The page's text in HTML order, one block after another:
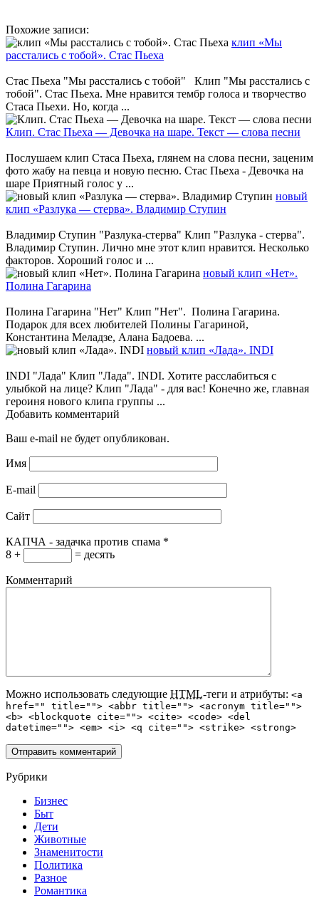
Похожие записи:
клип «Мы
расстались с тобой». Стас Пьеха
Стас Пьеха "Мы расстались с тобой" Клип "Мы расстались с
тобой". Стас Пьеха. Мне нравится тембр голоса и творчество
Стаса Пьехи. Но, когда ...
Клип. Стас Пьеха — Девочка на шаре. Текст — слова песни
Послушаем клип Стаса Пьеха, глянем на слова песни, заценим
фото жабу на певца и новую песню. Стас Пьеха - Девочка на
шаре Приятный голос у ...
новый
клип «Разлука — стерва». Владимир Ступин
Владимир Ступин "Разлука-стерва" Клип "Разлука - стерва".
Владимир Ступин. Лично мне этот клип нравится. Несколько
факторов. Хороший голос и ...
новый клип «Нет».
Полина Гагарина
Полина Гагарина "Нет" Клип "Нет". Полина Гагарина.
Подарок для всех любителей Полины Гагариной,
Константина Меладзе, Алана Бадоева. ...
новый клип «Лада». INDI
INDI "Лада" Клип "Лада". INDI. Хотите расслабиться с
улыбкой на лице? Клип "Лада" - для вас! Конечно же, главная
героиня нового клипа группы ...
Добавить комментарий
Ваш e-mail не будет опубликован.
Имя
E-mail
Сайт
КАПЧА - задачка против спама *
8 +
= десять
Комментарий
Можно использовать следующие HTML-теги и атрибуты: <a
href="" title=""> <abbr title=""> <acronym title="">
<b> <blockquote cite=""> <cite> <code> <del
datetime=""> <em> <i> <q cite=""> <strike> <strong>
Рубрики
Бизнес
Быт
Дети
Животные
Знаменитости
Политика
Разное
Романтика